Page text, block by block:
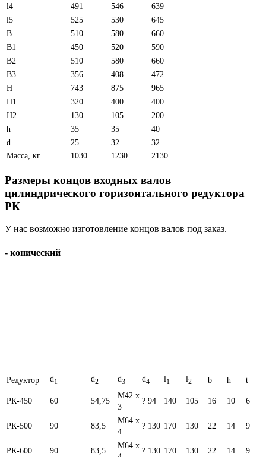
l4
491 546
639
l5
525 530
645
B
510 580
660
B1
450 520
590
B2
510 580
660
B3
356 408
472
H
743 875
965
H1
320 400
400
H2
130 105
200
h
35 35
40
d
25 32
32
Масса, кг
1030 1230 2130
Размеры концов входных валов
цилиндрического горизонтального редуктора
РК
У нас возможно изготовление концов валов под заказ.
- конический
Редуктор d 1 d2 d3 d4 l 1 l2 b h t
РК-450 60 54,75
M42 x
3
? 94 140 105 16 10 6
РК-500 90 83,5
M64 x
4
? 130 170 130 22 14 9
РК-600 90 83,5
M64 x
? 130 170 130 22 14 9